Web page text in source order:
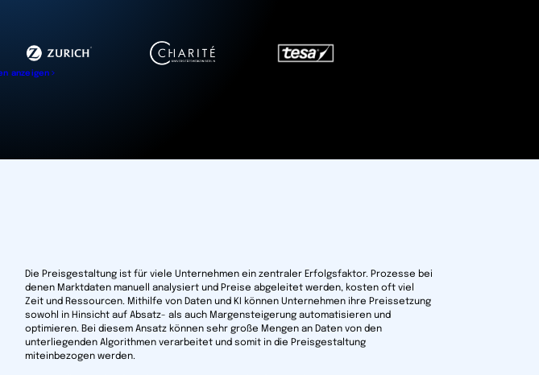
anzeigen
Die Preisgestaltung ist für viele Unternehmen ein zentraler Erfolgsfaktor. Prozesse bei
denen Marktdaten manuell analysiert und Preise abgeleitet werden, kosten oft viel
Zeit und Ressourcen. Mithilfe von Daten und KI können Unternehmen ihre Preissetzung
sowohl in Hinsicht auf Absatz- als auch Margensteigerung automatisieren und
optimieren. Bei diesem Ansatz können sehr große Mengen an Daten von den
unterliegenden Algorithmen verarbeitet und somit in die Preisgestaltung
miteinbezogen werden.